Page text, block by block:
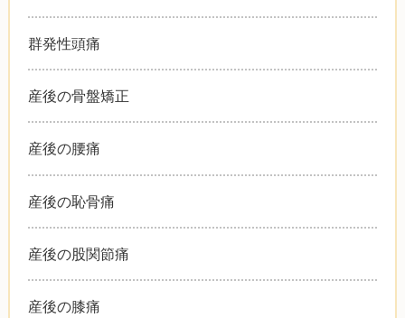
群発性頭痛
産後の骨盤矯正
産後の腰痛
産後の恥骨痛
産後の股関節痛
産後の膝痛